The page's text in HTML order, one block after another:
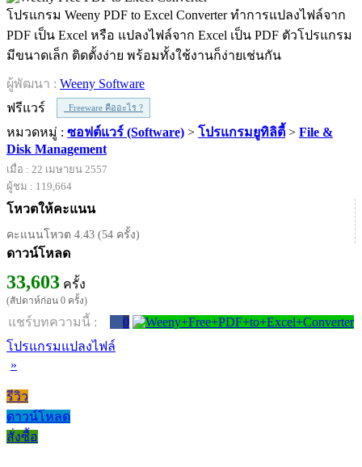
โปรแกรม Weeny PDF to Excel Converter ทำการแปลงไฟล์จาก
PDF เป็น Excel หรือ แปลงไฟล์จาก Excel เป็น PDF ตัวโปรแกรม
มีขนาดเล็ก ติดตั้งง่าย พร้อมทั้งใช้งานก็ง่ายเช่นกัน
ผู้พัฒนา : Weeny Software
ฟรีแวร์
Freeware คืออะไร ?
หมวดหมู่ : ซอฟต์แวร์ (Software) > โปรแกรมยูทิลิตี้ > File &
Disk Management
เมื่อ : 22 เมษายน 2557
ผู้ชม : 119,664
โหวตให้คะแนน
คะแนนโหวต 4.43 (54 ครั้ง)
ดาวน์โหลด
33,603 ครั้ง
(สัปดาห์ก่อน 0 ครั้ง)
แชร์บทความนี้ :
0
โปรแกรมแปลงไฟล์
»
รีวิว
ดาวน์โหลด
สั่งซื้อ